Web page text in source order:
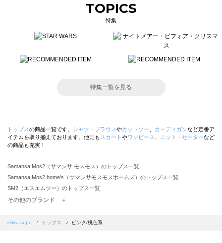
TOPICS
特集
特集一覧を見る
トップスの商品一覧です。 シャツ・ブラウスやカットソー カーディガンなど定番ア
イテムを取り揃えております。他にも スカート やワンピース ニット・セーターなど
の商品も充実！
Samansa Mos2（サマンサ モスモス）のトップス一覧
Samansa Mos2 home's（サマンサモスモスホームズ）のトップス一覧
SM2（エスエムツー）のトップス一覧
TSUHARU by Samansa Mos2（ツハルバイサマンサモスモス）のトップス一覧
Samansa Mos2 blue（サマンサモスモス ブルー）のトップス一覧
その他のブランド ＋
ehka sopo トップス ピンク/桃色系